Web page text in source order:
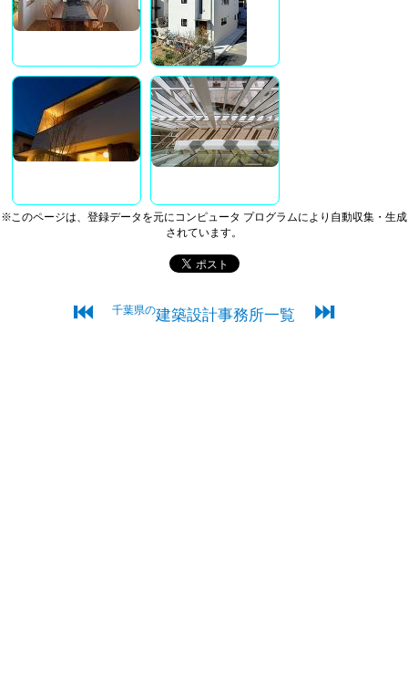
※このページは、登録データを元にコンピュータ プログラムにより自動収集・生成
されています。
⏮ 千葉県の建築設計事務所一覧 ⏭